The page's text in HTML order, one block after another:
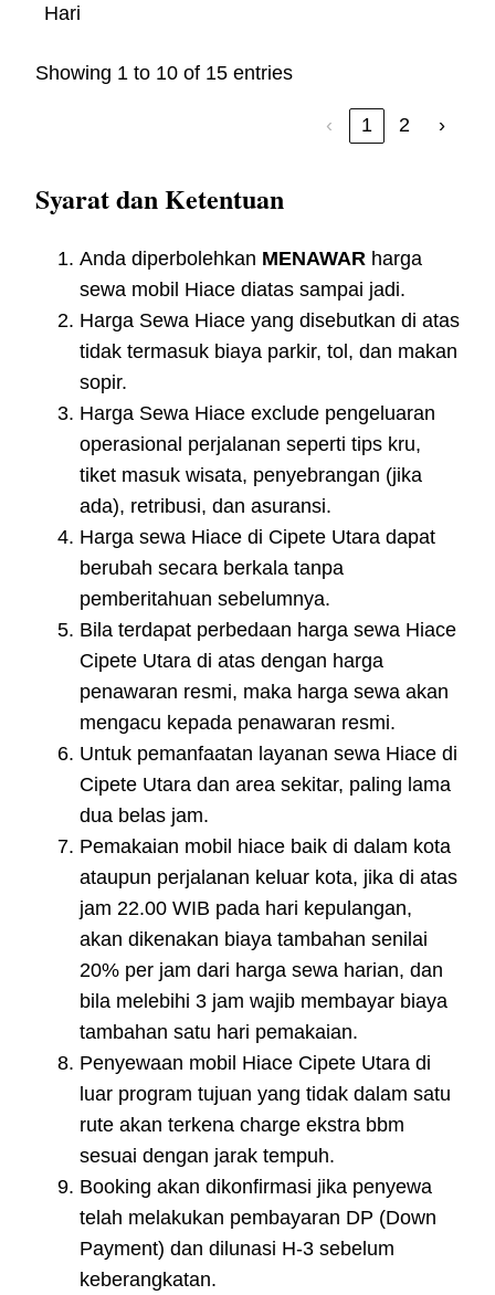
Hari
Showing 1 to 10 of 15 entries
‹ 1 2 ›
Syarat dan Ketentuan
Anda diperbolehkan MENAWAR harga
sewa mobil Hiace diatas sampai jadi.
Harga Sewa Hiace yang disebutkan di atas
tidak termasuk biaya parkir, tol, dan makan
sopir.
Harga Sewa Hiace exclude pengeluaran
operasional perjalanan seperti tips kru,
tiket masuk wisata, penyebrangan (jika
ada), retribusi, dan asuransi.
Harga sewa Hiace di Cipete Utara dapat
berubah secara berkala tanpa
pemberitahuan sebelumnya.
Bila terdapat perbedaan harga sewa Hiace
Cipete Utara di atas dengan harga
penawaran resmi, maka harga sewa akan
mengacu kepada penawaran resmi.
Untuk pemanfaatan layanan sewa Hiace di
Cipete Utara dan area sekitar, paling lama
dua belas jam.
Pemakaian mobil hiace baik di dalam kota
ataupun perjalanan keluar kota, jika di atas
jam 22.00 WIB pada hari kepulangan,
akan dikenakan biaya tambahan senilai
20% per jam dari harga sewa harian, dan
bila melebihi 3 jam wajib membayar biaya
tambahan satu hari pemakaian.
Penyewaan mobil Hiace Cipete Utara di
luar program tujuan yang tidak dalam satu
rute akan terkena charge ekstra bbm
sesuai dengan jarak tempuh.
Booking akan dikonfirmasi jika penyewa
telah melakukan pembayaran DP (Down
Payment) dan dilunasi H-3 sebelum
keberangkatan.